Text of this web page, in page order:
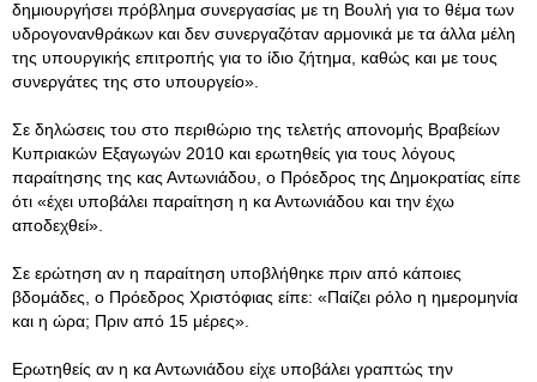
δημιουργήσει πρόβλημα συνεργασίας με τη Βουλή για το θέμα των
υδρογονανθράκων και δεν συνεργαζόταν αρμονικά με τα άλλα μέλη
της υπουργικής επιτροπής για το ίδιο ζήτημα, καθώς και με τους
συνεργάτες της στο υπουργείο».
Σε δηλώσεις του στο περιθώριο της τελετής απονομής Βραβείων
Κυπριακών Εξαγωγών 2010 και ερωτηθείς για τους λόγους
παραίτησης της κας Αντωνιάδου, ο Πρόεδρος της Δημοκρατίας είπε
ότι «έχει υποβάλει παραίτηση η κα Αντωνιάδου και την έχω
αποδεχθεί».
Σε ερώτηση αν η παραίτηση υποβλήθηκε πριν από κάποιες
βδομάδες, ο Πρόεδρος Χριστόφιας είπε: «Παίζει ρόλο η ημερομηνία
και η ώρα; Πριν από 15 μέρες».
Ερωτηθείς αν η κα Αντωνιάδου είχε υποβάλει γραπτώς την